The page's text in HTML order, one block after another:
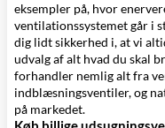
eksempler på, hvor
ventilationssystemet går i
dig lidt sikkerhed i, at vi
udvalg af alt hvad du skal
forhandler nemlig alt fra
indblæsningsventiler, og
på markedet.